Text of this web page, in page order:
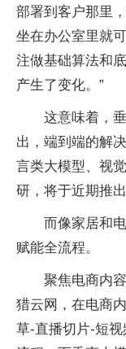
部署到客户那里
坐在办公室里就
注做基础算法和
产生了变化。”
这意味着，
出，端到端的解
言类大模型、视
研，将于近期推
而像家居和
赋能全流程。
聚焦电商内
猎云网，在电商
草-直播切片-短